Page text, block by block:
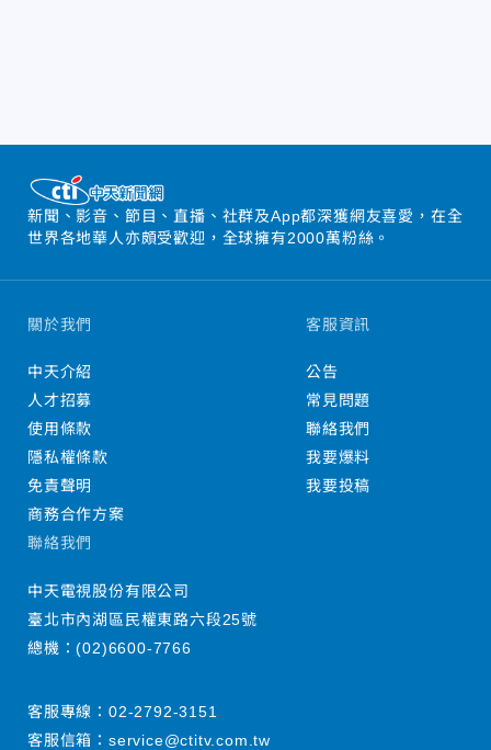
新聞、影音、節目、直播、社群及App都深獲網友喜愛，在全
世界各地華人亦頗受歡迎，全球擁有2000萬粉絲。
關於我們
中天介紹
人才招募
使用條款
隱私權條款
免責聲明
商務合作方案
客服資訊
公告
常見問題
聯絡我們
我要爆料
我要投稿
聯絡我們
中天電視股份有限公司
臺北市內湖區民權東路六段25號
總機：(02)6600-7766
客服專線： 02-2792-3151
客服信箱： service@ctitv.com.tw